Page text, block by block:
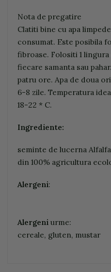
Nota de pregatire
Clatiti bine cu apa
consumat. Este posibila
fibroase. Folositi 1
fiecare samanta sau
patru ore. Apa de doua
6-8 zile. Temperatura
18-22 * C.
Ingrediente:
seminte de lucerna
din 100% agricultura
Alergeni:
Alergeni urme:
cereale, gluten, mustar